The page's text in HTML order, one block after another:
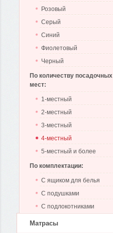
Розовый
Серый
Синий
Фиолетовый
Черный
По количеству посадочных
мест:
1-местный
2-местный
3-местный
4-местный
5-местный и более
По комплектации:
С ящиком для белья
С подушками
С подлокотниками
Матрасы